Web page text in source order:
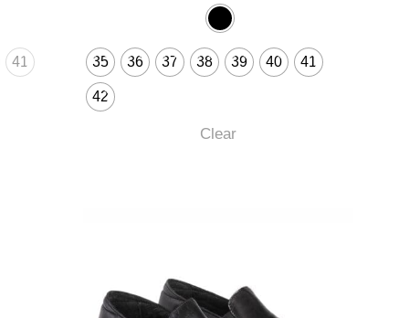
41 35 36 37 38 39 40 41
42
Clear